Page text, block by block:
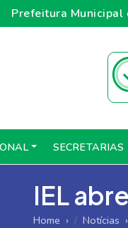
Prefeitura Municipal
SECRETARIAS
IEL
Home Notícias